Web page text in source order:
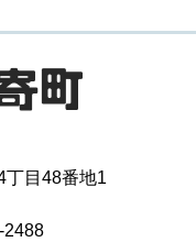
丁目48番地1
2488